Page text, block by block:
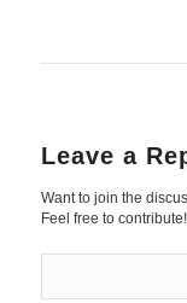
Leave a
Want to join the
Feel free to contribute!